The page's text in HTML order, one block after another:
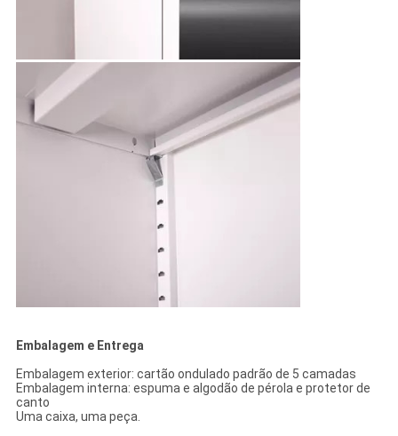
Embalagem e Entrega
Embalagem exterior: cartão ondulado padrão de 5 camadas
Embalagem interna: espuma e algodão de pérola e protetor de
canto
Uma caixa, uma peça.